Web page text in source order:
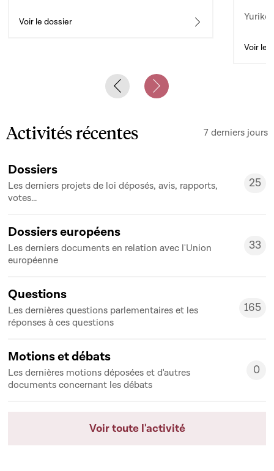
Voir le dossier Yuriko
Voir le
Previous slideNext slide
Activités récentes 7 derniers jours
Dossiers
Les derniers projets de loi déposés, avis, rapports,
votes...
25
25
Dossiers européens
Les derniers documents en relation avec l'Union
européenne
33
33
Questions
Les dernières questions parlementaires et les
réponses à ces questions
165
165
Motions et débats
Les dernières motions déposées et d'autres
documents concernant les débats
0
0
Voir toute l'activité